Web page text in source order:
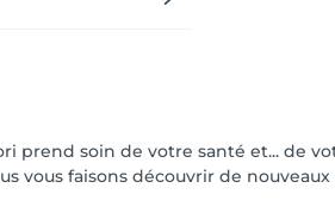
prend soin de votre santé et... de
vous faisons découvrir de